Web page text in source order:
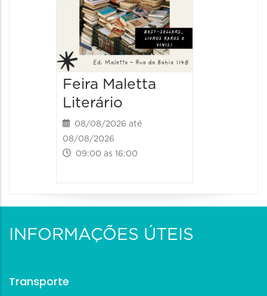
Feira Maletta
Literário
08/08/2026 até
08/08/2026
09:00 às 16:00
INFORMAÇÕES ÚTEIS
Transporte